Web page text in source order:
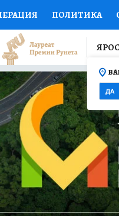
ПОЛИТИКА
СПОРТ
ФИНАНСЫ
НА СПОРТ
ТЕЛЕВИЗОР
НОВОЕ НА САЙТЕ
ДА